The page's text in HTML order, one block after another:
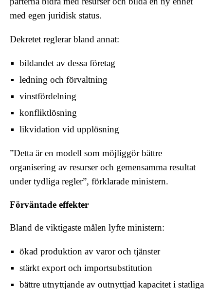
med egen juridisk status.
Dekretet reglerar bland annat:
bildandet av dessa företag
ledning och förvaltning
vinstfördelning
konfliktlösning
likvidation vid upplösning
”Detta är en modell som möjliggör bättre
organisering av resurser och gemensamma resultat
under tydliga regler”, förklarade ministern.
Förväntade effekter
Bland de viktigaste målen lyfte ministern:
ökad produktion av varor och tjänster
stärkt export och importsubstitution
bättre utnyttjande av outnyttjad kapacitet i statliga